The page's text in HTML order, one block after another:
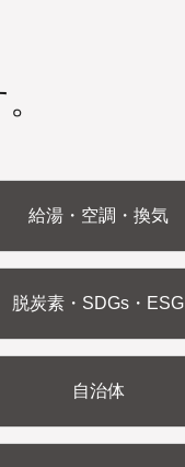
給湯・空調・換気
脱炭素・SDGs・ESG
自治体